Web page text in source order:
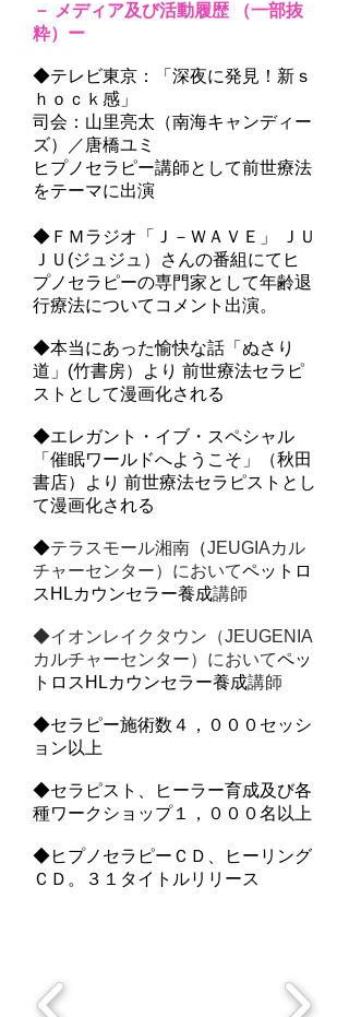
－ メディア及び活動履歴 （一部抜
粋）ー
◆テレビ東京：「深夜に発見！新ｓ
ｈｏｃｋ感」
司会：山里亮太（南海キャンディー
ズ）／唐橋ユミ
ヒプノセラピー講師として前世療法
をテーマに出演
◆ＦＭラジオ「Ｊ－ＷＡＶＥ」 ＪＵ
ＪＵ(ジュジュ）さんの番組にて ヒ
プノセラピーの専門家として年齢退
行療法についてコメント出演。
◆本当にあった愉快な話「ぬさり
道」(竹書房）より 前世療法セラピ
ストとして漫画化される
◆エレガント・イブ・スペシャル
「催眠ワールドへようこそ」（秋田
書店）より 前世療法セラピスト とし
て漫画化される
◆テラスモール湘南 （JEUGIAカル
チャーセンター）においてペットロ
スHLカウンセラー養成講師
​◆イオンレイクタウン （JEUGENIA
カルチャーセンター） においてペッ
トロスHLカウンセラー養成講師
◆セラピー施術数４，０００セッシ
ョン以上
◆セラピスト、ヒーラー育成及び各
種ワークショップ１，０００名以上
◆ヒプノセラピーＣＤ、ヒーリング
ＣＤ。３１タイトルリリース